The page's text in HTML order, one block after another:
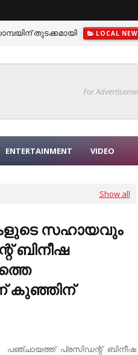
LOCAL
LOCAL NEWS MALAPPURAM
For
ENTERTAINMENT VIDEO
Show all
സഹായവും
ബിനീഷ
കുഞ്ഞിന്
പഞ്ചായത്ത്‌ പ്രസിഡന്റ് ബിനീഷ